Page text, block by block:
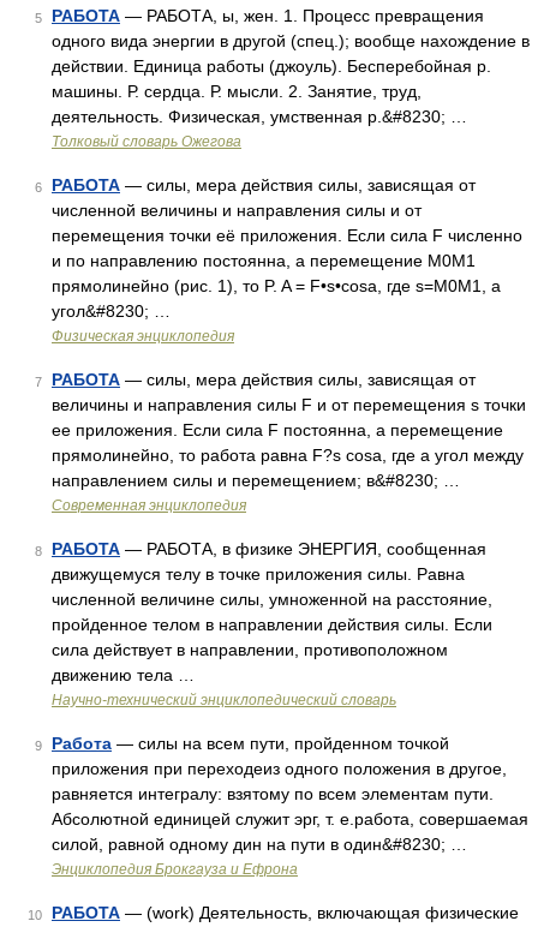
5 РАБОТА — РАБОТА, ы, жен. 1. Процесс превращения
одного вида энергии в другой (спец.); вообще нахождение в
действии. Единица работы (джоуль). Бесперебойная р.
машины. Р. сердца. Р. мысли. 2. Занятие, труд,
деятельность. Физическая, умственная р.&#8230; …
Толковый словарь Ожегова
6 РАБОТА — силы, мера действия силы, зависящая от
численной величины и направления силы и от
перемещения точки её приложения. Если сила F численно
и по направлению постоянна, а перемещение М0М1
прямолинейно (рис. 1), то P. A = F•s•cosa, где s=M0M1, a
угол&#8230; …
Физическая энциклопедия
7 РАБОТА — силы, мера действия силы, зависящая от
величины и направления силы F и от перемещения s точки
ее приложения. Если сила F постоянна, а перемещение
прямолинейно, то работа равна F?s cosa, где a угол между
направлением силы и перемещением; в&#8230; …
Современная энциклопедия
8 РАБОТА — РАБОТА, в физике ЭНЕРГИЯ, сообщенная
движущемуся телу в точке приложения силы. Равна
численной величине силы, умноженной на расстояние,
пройденное телом в направлении действия силы. Если
сила действует в направлении, противоположном
движению тела …
Научно-технический энциклопедический словарь
9 Работа — силы на всем пути, пройденном точкой
приложения при переходеиз одного положения в другое,
равняется интегралу: взятому по всем элементам пути.
Абсолютной единицей служит эрг, т. е.работа, совершаемая
силой, равной одному дин на пути в один&#8230; …
Энциклопедия Брокгауза и Ефрона
10 РАБОТА — (work) Деятельность, включающая физические